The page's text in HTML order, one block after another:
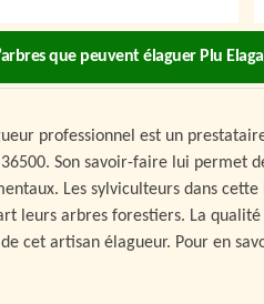
que peuvent élaguer Plu
professionnel est un
Son savoir-faire lui permet
Les sylviculteurs dans
leurs arbres forestiers. La
cet artisan élagueur. Pour en